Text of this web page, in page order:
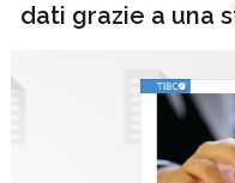
dati grazie a una